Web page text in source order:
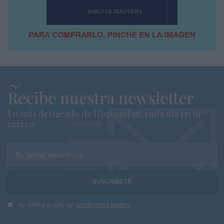
Recibe nuestra newsletter
Lo más destacado de Hispanidad, cada dia en tu
correo
Tu correo electrónico...
He leído y acepto las condiciones legales